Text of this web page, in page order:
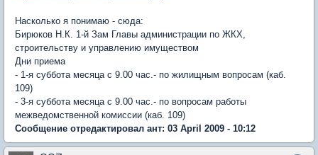
Насколько я понимаю - сюда:
Бирюков Н.К. 1-й Зам Главы администрации по ЖКХ,
строительству и управлению имуществом
Дни приема
- 1-я суббота месяца с 9.00 час.- по жилищным вопросам (каб.
109)
- 3-я суббота месяца с 9.00 час.- по вопросам работы
межведомственной комиссии (каб. 109)
Сообщение отредактировал ант: 03 April 2009 - 10:12